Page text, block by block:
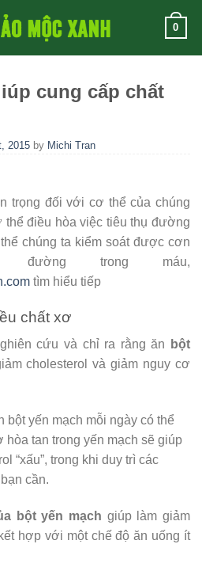
0
cung cấp chất
2015 by Michi Tran
trọng đối với cơ thể của chúng
điều hòa việc tiêu thụ đường
chúng ta kiểm soát được cơn
trong máu,
tìm hiểu tiếp
chất xơ
cứu và chỉ ra rằng ăn
bột
cholesterol và giảm nguy cơ
bột yến mạch mỗi ngày có thể
hòa tan trong yến mạch sẽ giúp
“xấu”, trong khi duy trì các
cần.
bột yến mạch giúp làm giảm
hợp với một chế độ ăn uống ít